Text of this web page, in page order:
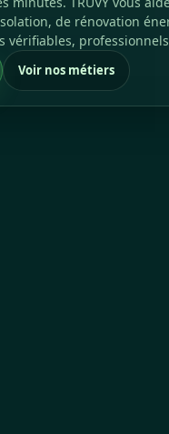
de rénovation
vérifiables,
Voir nos métiers